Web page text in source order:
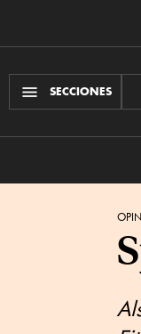
SECCIONES